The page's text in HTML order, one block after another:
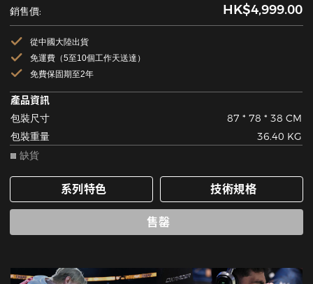
銷售價:
HK$4,999.00
從中國大陸出貨
免運費（5至10個工作天送達）
免費保固期至2年
產品資訊
包裝尺寸
87 * 78 * 38 CM
包裝重量
36.40 KG
缺貨
系列特色 技術規格
售罄